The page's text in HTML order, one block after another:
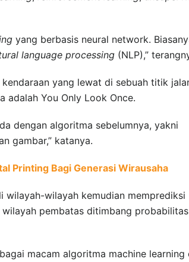
yang berbasis neural network.
language processing (NLP),”
yang lewat di sebuah titik
adalah You Only Look Once.
dengan algoritma sebelumnya, yakni
gambar,” katanya.
Printing Bagi Generasi Wirausaha
wilayah-wilayah kemudian memprediksi
pembatas ditimbang
macam algoritma machine learning